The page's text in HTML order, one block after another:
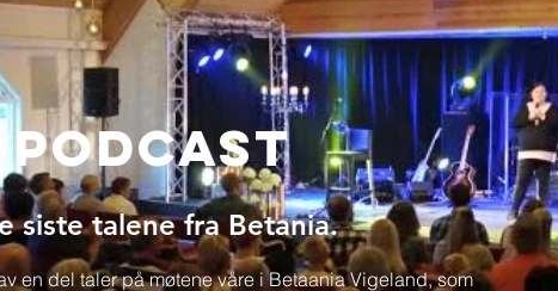
Podcast
siste talene fra Betania.
en del taler på møtene våre i Betaania Vigeland, som